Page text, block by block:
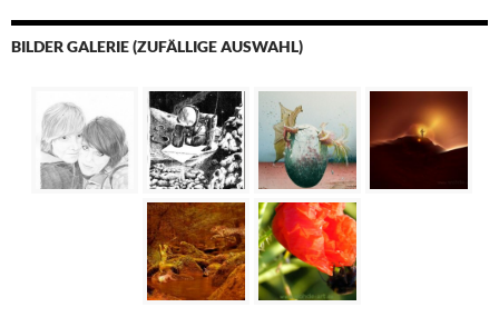
BILDER GALERIE (ZUFÄLLIGE AUSWAHL)